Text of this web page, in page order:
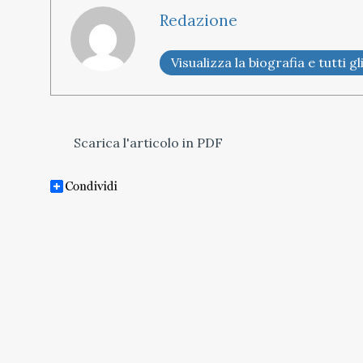
Redazione
Visualizza la biografia e tutti
Scarica l'articolo in PDF